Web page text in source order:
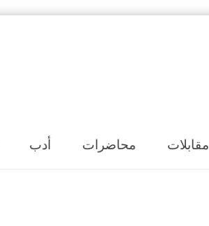
أدب محاضرات مقابلات